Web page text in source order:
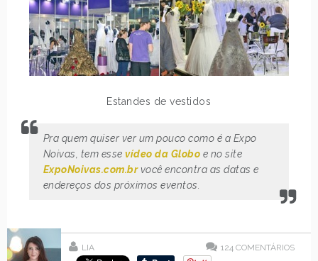
Estandes de vestidos
Pra quem quiser ver um pouco como é a Expo
Noivas, tem essevídeo da Globo e no site
ExpoNoivas.com.brvocê encontra as datas e
endereços dos próximos eventos.
LIA 124 COMENTÁRIOS